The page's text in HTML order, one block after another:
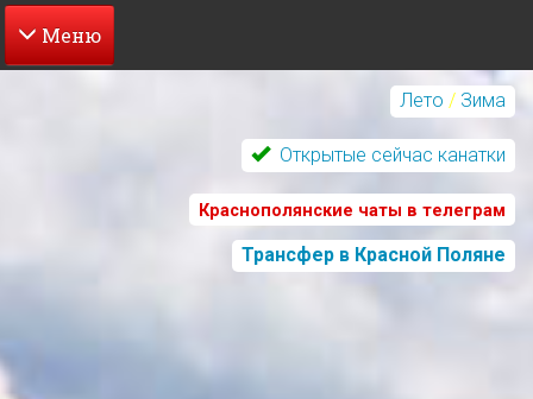
Перейти
Лето / Зима
Открытые сейчас канатки
Краснополянские чаты в телеграм
Трансфер в Красной Поляне